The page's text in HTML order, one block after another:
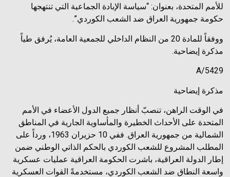
للأمم المتحدة، بعنوان: “سياسة الإبادة الجماعية التي تنتهجها
حكومة جمهورية العراق ضد الشعب الكوردي”.
ووفقاً للمادة 20 من النظام الداخلي للجمعية العامة، يُرفق طياً
مذكرة إيضاحية.
A/5429
مذكرة إيضاحية
في الوقت الراهن، تنصبّ أنظار جميع الدول الأعضاء في الأمم
المتحدة على الأحداث الخطيرة والمأساوية الجارية في المناطق
الشمالية من جمهورية العراق. ففي 10 حزيران 1963، ورداً على
المطلب المشروع للشعب الكوردي بالحكم الذاتي الوطني ضمن
إطار الدولة العراقية، باشرت الحكومة العراقية عمليات عسكرية
واسعة النطاق ضد الشعب الكوردي، مستخدمةً القوات العسكرية